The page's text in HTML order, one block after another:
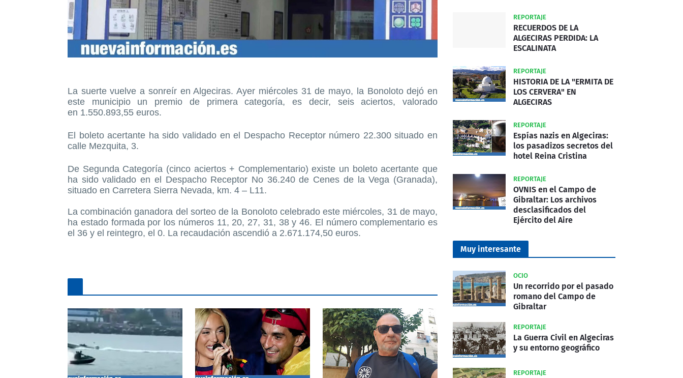
La suerte vuelve a sonreír en Algeciras. Ayer miércoles 31 de mayo, la Bonoloto dejó en
este municipio un premio de primera categoría, es decir, seis aciertos, valorado
en 1.550.893,55 euros.
El boleto acertante ha sido validado en el Despacho Receptor número 22.300 situado en
calle Mezquita, 3.
De Segunda Categoría (cinco aciertos + Complementario) existe un boleto acertante que
ha sido validado en el Despacho Receptor No 36.240 de Cenes de la Vega (Granada),
situado en Carretera Sierra Nevada, km. 4 – L11.
La combinación ganadora del sorteo de la Bonoloto celebrado este miércoles, 31 de mayo,
ha estado formada por los números 11, 20, 27, 31, 38 y 46. El número complementario es
el 36 y el reintegro, el 0. La recaudación ascendió a 2.671.174,50 euros.
REPORTAJE
RECUERDOS DE LA
ALGECIRAS PERDIDA: LA
ESCALINATA
REPORTAJE
HISTORIA DE LA "ERMITA DE
LOS CERVERA" EN
ALGECIRAS
REPORTAJE
Espías nazis en Algeciras:
los pasadizos secretos del
hotel Reina Cristina
REPORTAJE
OVNIS en el Campo de
Gibraltar: Los archivos
desclasificados del
Ejército del Aire
Muy interesante
OCIO
Un recorrido por el pasado
romano del Campo de
Gibraltar
REPORTAJE
La Guerra Civil en Algeciras
y su entorno geográfico
REPORTAJE